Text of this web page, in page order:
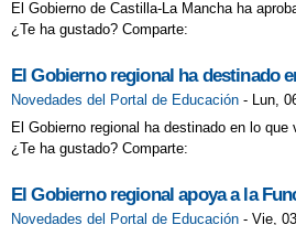
El Gobierno de Castilla-La Mancha ha
¿Te ha gustado? Comparte:
El Gobierno regional ha destinado
Novedades del Portal de Educación - Lun,
El Gobierno regional ha destinado en lo
¿Te ha gustado? Comparte:
El Gobierno regional apoya a la
Novedades del Portal de Educación - Vie,